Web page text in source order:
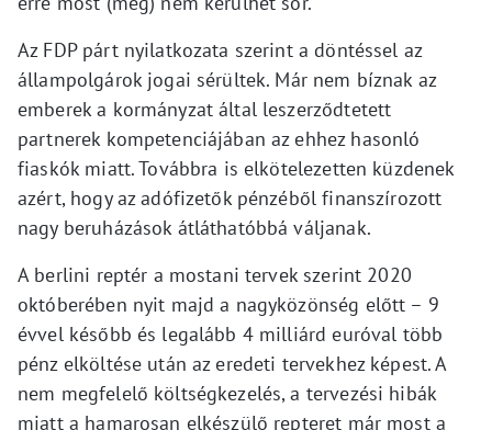
Az FDP párt nyilatkozata szerint a döntéssel az
állampolgárok jogai sérültek. Már nem bíznak az
emberek a kormányzat által leszerződtetett
partnerek kompetenciájában az ehhez hasonló
fiaskók miatt. Továbbra is elkötelezetten küzdenek
azért, hogy az adófizetők pénzéből finanszírozott
nagy beruházások átláthatóbbá váljanak.
A berlini reptér a mostani tervek szerint 2020
októberében nyit majd a nagyközönség előtt – 9
évvel később és legalább 4 milliárd euróval több
pénz elköltése után az eredeti tervekhez képest. A
nem megfelelő költségkezelés, a tervezési hibák
miatt a hamarosan elkészülő repteret már most a